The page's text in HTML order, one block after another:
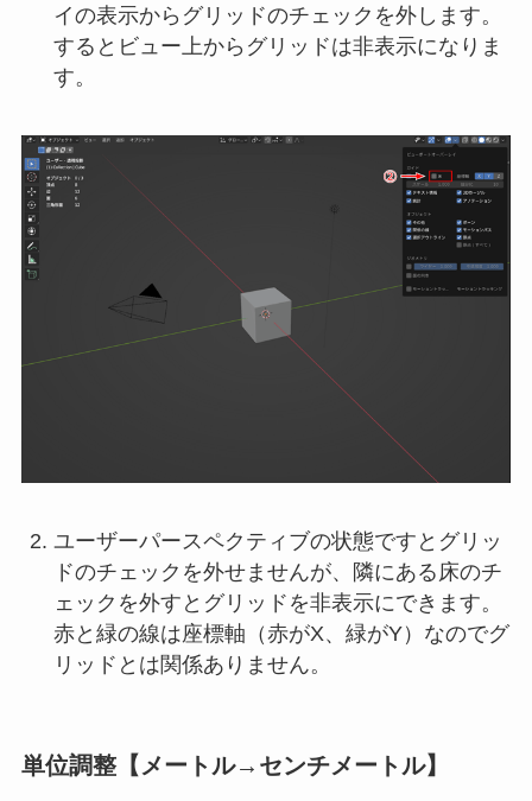
イの表示からグリッドのチェックを外します。
するとビュー上からグリッドは非表示になりま
す。
ユーザーパースペクティブの状態ですとグリッ
ドのチェックを外せませんが、隣にある床のチ
ェックを外すとグリッドを非表示にできます。
赤と緑の線は座標軸（赤がX、緑がY）なのでグ
リッドとは関係ありません。
単位調整【メートル→センチメートル】